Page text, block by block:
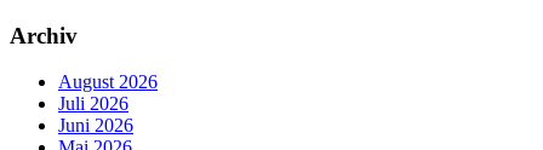
Archiv
August 2026
Juli 2026
Juni 2026